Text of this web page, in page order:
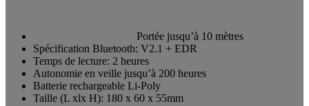
Portée jusqu’à 10 mètres
Spécification Bluetooth: V2.1 + EDR
Temps de lecture: 2 heures
Autonomie en veille jusqu’à 200 heures
Batterie rechargeable Li-Poly
Taille (L xlx H): 180 x 60 x 55mm